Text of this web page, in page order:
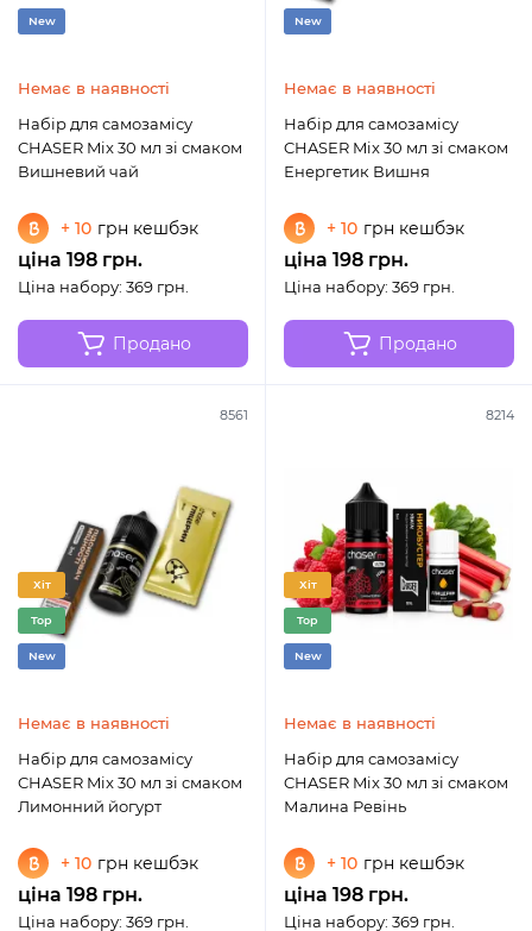
New
Немає в наявності
Набір для самозамісу
CHASER Mix 30 мл зі смаком
Вишневий чай
+ 10 грн кешбэк
ціна 198 грн.
Ціна набору: 369 грн.
Продано
New
Немає в наявності
Набір для самозамісу
CHASER Mix 30 мл зі смаком
Енергетик Вишня
+ 10 грн кешбэк
ціна 198 грн.
Ціна набору: 369 грн.
Продано
8561
Хіт
Top
New
Немає в наявності
Набір для самозамісу
CHASER Mix 30 мл зі смаком
Лимонний йогурт
+ 10 грн кешбэк
ціна 198 грн.
Ціна набору: 369 грн.
8214
Хіт
Top
New
Немає в наявності
Набір для самозамісу
CHASER Mix 30 мл зі смаком
Малина Ревінь
+ 10 грн кешбэк
ціна 198 грн.
Ціна набору: 369 грн.